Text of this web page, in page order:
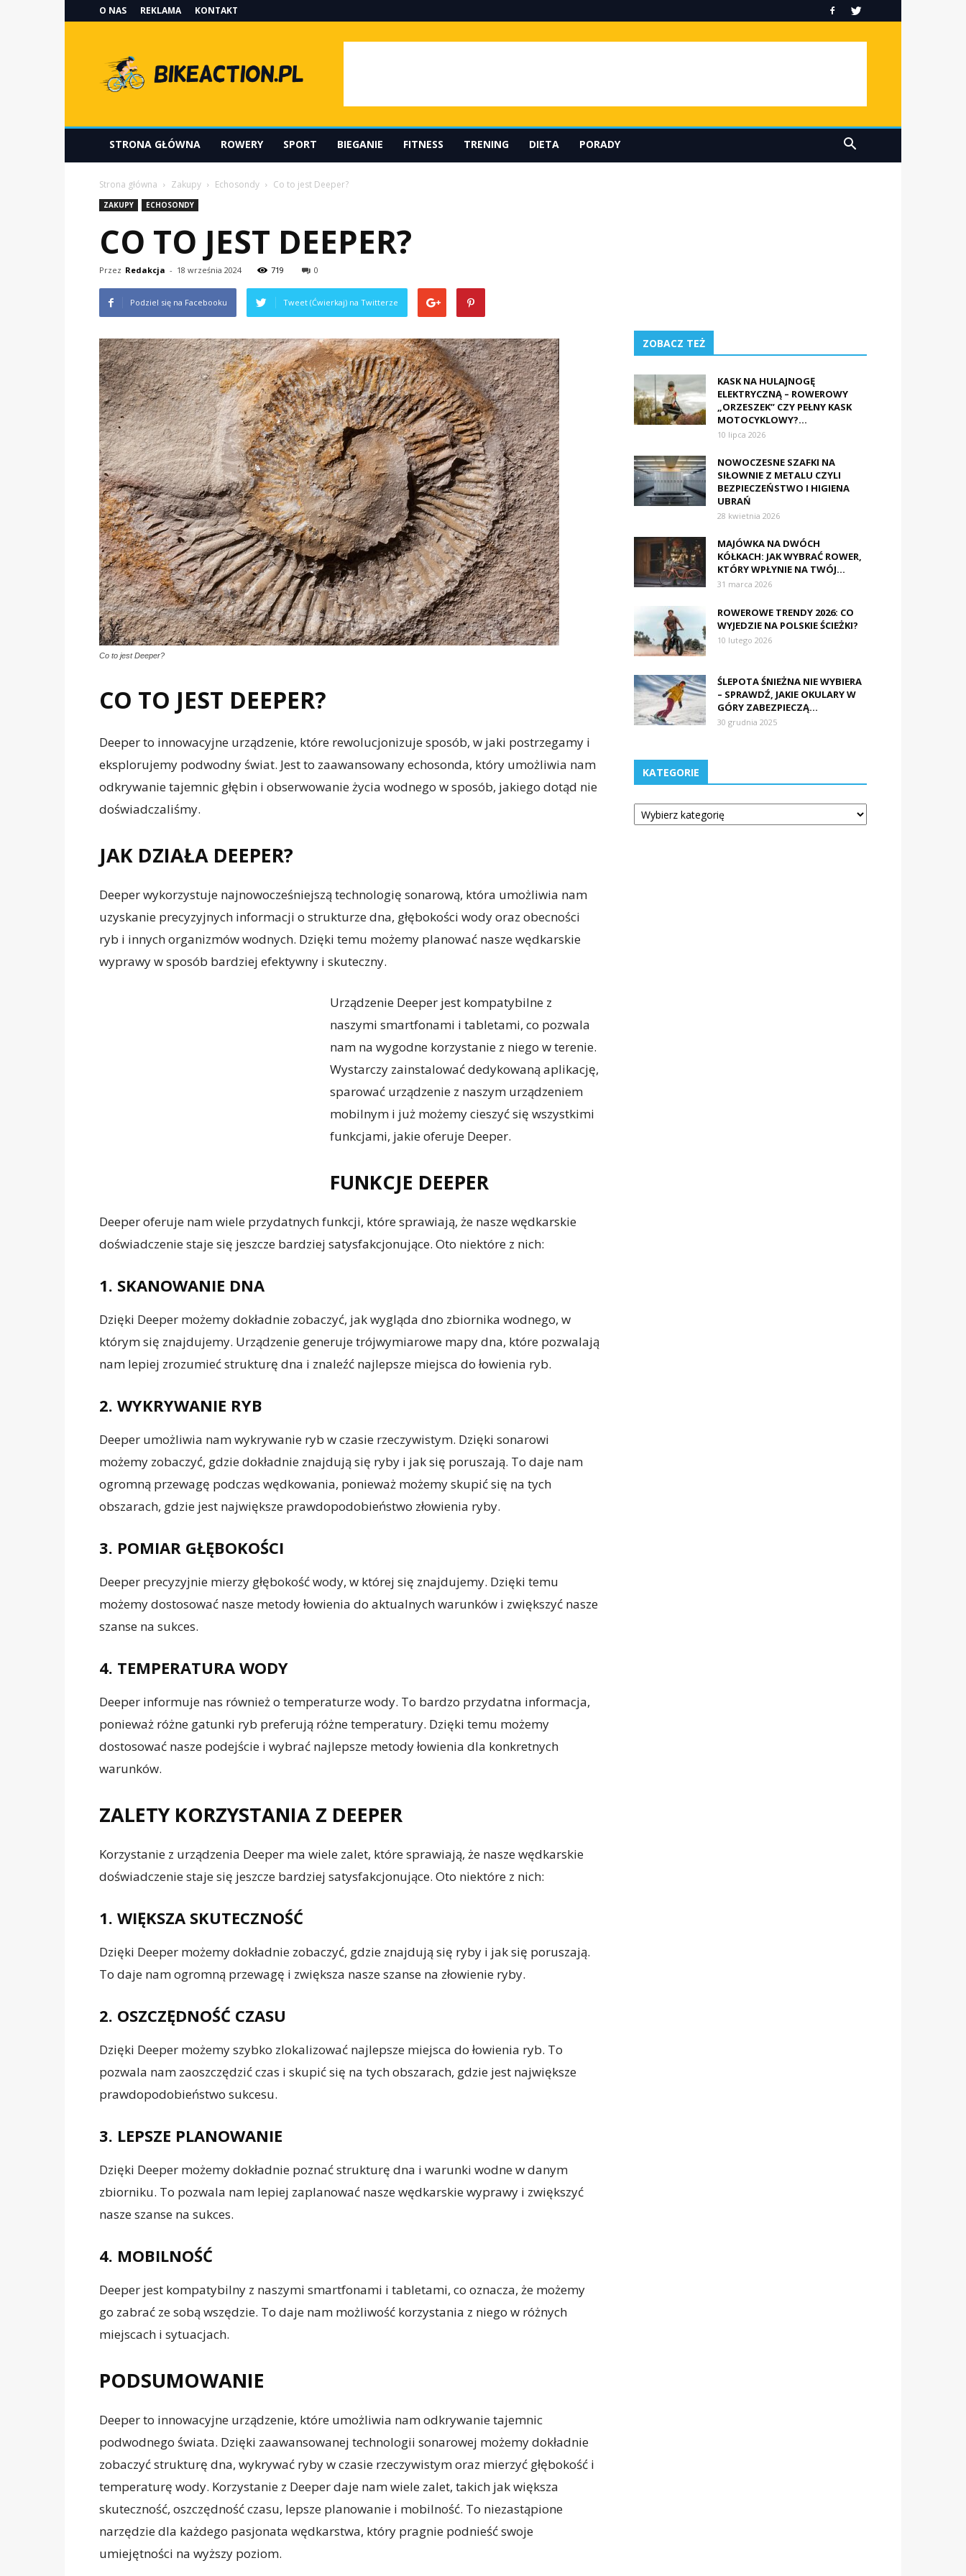
O NAS REKLAMA KONTAKT
STRONA GŁÓWNA ROWERY SPORT BIEGANIE FITNESS TRENING DIETA PORADY
Strona główna Zakupy Echosondy Co to jest Deeper?
ZAKUPY ECHOSONDY
CO TO JEST DEEPER?
Przez Redakcja - 18 września 2024 719 0
Podziel się na Facebooku Tweet (Ćwierkaj) na Twitterze
Co to jest Deeper?
CO TO JEST DEEPER?
Deeper to innowacyjne urządzenie, które rewolucjonizuje sposób, w jaki postrzegamy i
eksplorujemy podwodny świat. Jest to zaawansowany echosonda, który umożliwia nam
odkrywanie tajemnic głębin i obserwowanie życia wodnego w sposób, jakiego dotąd nie
doświadczaliśmy.
JAK DZIAŁA DEEPER?
Deeper wykorzystuje najnowocześniejszą technologię sonarową, która umożliwia nam
uzyskanie precyzyjnych informacji o strukturze dna, głębokości wody oraz obecności
ryb i innych organizmów wodnych. Dzięki temu możemy planować nasze wędkarskie
wyprawy w sposób bardziej efektywny i skuteczny.
Urządzenie Deeper jest kompatybilne z
naszymi smartfonami i tabletami, co pozwala
nam na wygodne korzystanie z niego w terenie.
Wystarczy zainstalować dedykowaną aplikację,
sparować urządzenie z naszym urządzeniem
mobilnym i już możemy cieszyć się wszystkimi
funkcjami, jakie oferuje Deeper.
FUNKCJE DEEPER
Deeper oferuje nam wiele przydatnych funkcji, które sprawiają, że nasze wędkarskie
doświadczenie staje się jeszcze bardziej satysfakcjonujące. Oto niektóre z nich:
1. SKANOWANIE DNA
Dzięki Deeper możemy dokładnie zobaczyć, jak wygląda dno zbiornika wodnego, w
którym się znajdujemy. Urządzenie generuje trójwymiarowe mapy dna, które pozwalają
nam lepiej zrozumieć strukturę dna i znaleźć najlepsze miejsca do łowienia ryb.
2. WYKRYWANIE RYB
Deeper umożliwia nam wykrywanie ryb w czasie rzeczywistym. Dzięki sonarowi
możemy zobaczyć, gdzie dokładnie znajdują się ryby i jak się poruszają. To daje nam
ogromną przewagę podczas wędkowania, ponieważ możemy skupić się na tych
obszarach, gdzie jest największe prawdopodobieństwo złowienia ryby.
3. POMIAR GŁĘBOKOŚCI
Deeper precyzyjnie mierzy głębokość wody, w której się znajdujemy. Dzięki temu
możemy dostosować nasze metody łowienia do aktualnych warunków i zwiększyć nasze
szanse na sukces.
4. TEMPERATURA WODY
Deeper informuje nas również o temperaturze wody. To bardzo przydatna informacja,
ponieważ różne gatunki ryb preferują różne temperatury. Dzięki temu możemy
dostosować nasze podejście i wybrać najlepsze metody łowienia dla konkretnych
warunków.
ZALETY KORZYSTANIA Z DEEPER
Korzystanie z urządzenia Deeper ma wiele zalet, które sprawiają, że nasze wędkarskie
doświadczenie staje się jeszcze bardziej satysfakcjonujące. Oto niektóre z nich:
1. WIĘKSZA SKUTECZNOŚĆ
Dzięki Deeper możemy dokładnie zobaczyć, gdzie znajdują się ryby i jak się poruszają.
To daje nam ogromną przewagę i zwiększa nasze szanse na złowienie ryby.
2. OSZCZĘDNOŚĆ CZASU
Dzięki Deeper możemy szybko zlokalizować najlepsze miejsca do łowienia ryb. To
pozwala nam zaoszczędzić czas i skupić się na tych obszarach, gdzie jest największe
prawdopodobieństwo sukcesu.
3. LEPSZE PLANOWANIE
Dzięki Deeper możemy dokładnie poznać strukturę dna i warunki wodne w danym
zbiorniku. To pozwala nam lepiej zaplanować nasze wędkarskie wyprawy i zwiększyć
nasze szanse na sukces.
4. MOBILNOŚĆ
Deeper jest kompatybilny z naszymi smartfonami i tabletami, co oznacza, że możemy
go zabrać ze sobą wszędzie. To daje nam możliwość korzystania z niego w różnych
miejscach i sytuacjach.
PODSUMOWANIE
Deeper to innowacyjne urządzenie, które umożliwia nam odkrywanie tajemnic
podwodnego świata. Dzięki zaawansowanej technologii sonarowej możemy dokładnie
zobaczyć strukturę dna, wykrywać ryby w czasie rzeczywistym oraz mierzyć głębokość i
temperaturę wody. Korzystanie z Deeper daje nam wiele zalet, takich jak większa
skuteczność, oszczędność czasu, lepsze planowanie i mobilność. To niezastąpione
narzędzie dla każdego pasjonata wędkarstwa, który pragnie podnieść swoje
umiejętności na wyższy poziom.
ZOBACZ TEŻ
KASK NA HULAJNOGĘ
ELEKTRYCZNĄ – ROWEROWY
„ORZESZEK” CZY PEŁNY KASK
MOTOCYKLOWY?...
10 lipca 2026
NOWOCZESNE SZAFKI NA
SIŁOWNIE Z METALU CZYLI
BEZPIECZEŃSTWO I HIGIENA
UBRAŃ
28 kwietnia 2026
MAJÓWKA NA DWÓCH
KÓŁKACH: JAK WYBRAĆ ROWER,
KTÓRY WPŁYNIE NA TWÓJ...
31 marca 2026
ROWEROWE TRENDY 2026: CO
WYJEDZIE NA POLSKIE ŚCIEŻKI?
10 lutego 2026
ŚLEPOTA ŚNIEŻNA NIE WYBIERA
– SPRAWDŹ, JAKIE OKULARY W
GÓRY ZABEZPIECZĄ...
30 grudnia 2025
KATEGORIE
Kategorie